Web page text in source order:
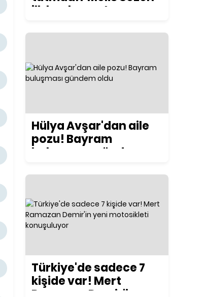
ilk kez konuştu
Hülya Avşar'dan aile
pozu! Bayram
buluşması gündem
Türkiye'de sadece 7
kişide var! Mert